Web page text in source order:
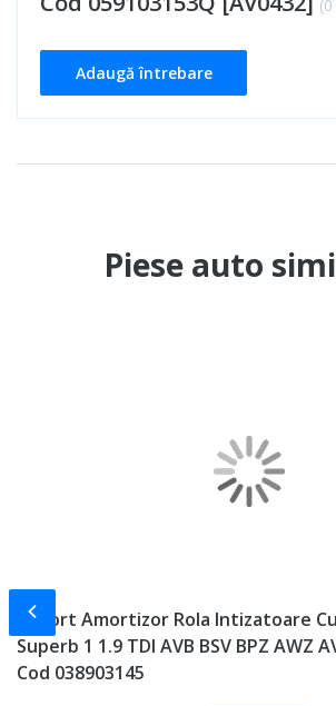
Adaugă întrebare
Piese auto
Suport Amortizor Rola Intizatoare
Superb 1 1.9 TDI AVB BSV BPZ AWZ
Cod 038903145
Slide-ul anterior